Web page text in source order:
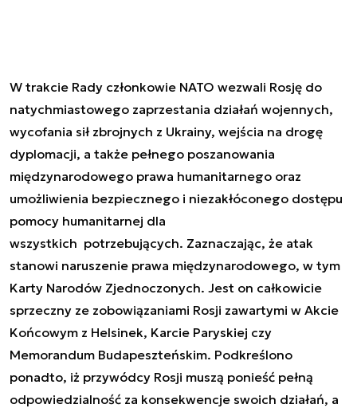
W trakcie Rady członkowie NATO wezwali Rosję do
natychmiastowego zaprzestania działań wojennych,
wycofania sił zbrojnych z Ukrainy, wejścia na drogę
dyplomacji, a także pełnego poszanowania
międzynarodowego prawa humanitarnego oraz
umożliwienia bezpiecznego i niezakłóconego dostępu
pomocy humanitarnej dla
wszystkich potrzebujących. Zaznaczając, że atak
stanowi naruszenie prawa międzynarodowego, w tym
Karty Narodów Zjednoczonych. Jest on całkowicie
sprzeczny ze zobowiązaniami Rosji zawartymi w Akcie
Końcowym z Helsinek, Karcie Paryskiej czy
Memorandum Budapeszteńskim. Podkreślono
ponadto, iż przywódcy Rosji muszą ponieść pełną
odpowiedzialność za konsekwencje swoich działań, a